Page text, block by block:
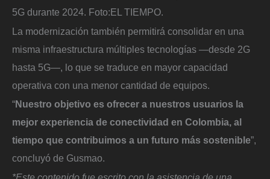
5G durante 2024. Foto:EL TIEMPO.
La modernización también permitirá consolidar en una
misma infraestructura múltiples tecnologías —desde 2G
hasta 5G—, lo que se traduce en mayor capacidad
operativa con una menor cantidad de equipos.
“Nuestro objetivo es ofrecer a nuestros usuarios la
mejor experiencia de conectividad en Colombia, al
tiempo que contribuimos a un futuro más sostenible”,
concluyó de Gusmao.